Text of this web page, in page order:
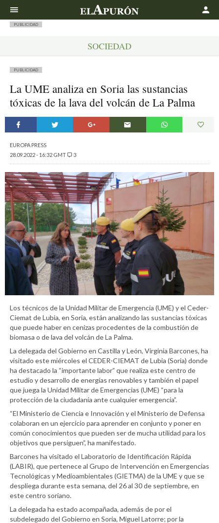
PUBLICIDAD
SOCIEDAD
PUBLICIDAD
La UME analiza en Soria las sustancias
tóxicas de la lava del volcán de La Palma
EUROPA PRESS
28.09.2022 - 16:32 GMT
3
Los técnicos de la Unidad Militar de Emergencia (UME) y el Ceder-
Ciemat de Lubia, en Soria, están analizando las sustancias tóxicas
que puede haber en cenizas procedentes de la combustión de
biomasa o de lava del volcán de La Palma.
La delegada del Gobierno en Castilla y León, Virginia Barcones, ha
visitado este miércoles el CEDER-CIEMAT de Lubia (Soria) donde
ha destacado la “importante labor” que realiza este centro de
estudio y desarrollo de energías renovables y también el papel
que juega la Unidad Militar de Emergencias (UME) “para la
protección de la ciudadanía ante cualquier emergencia”.
“El Ministerio de Ciencia e Innovación y el Ministerio de Defensa
colaboran en un ejercicio para aprender en conjunto y poner en
común conocimientos que pueden ser de mucha utilidad para los
objetivos que persiguen”, ha manifestado.
Barcones ha visitado el Laboratorio de Identificación Rápida
(LABIR), que pertenece al Grupo de Intervención en Emergencias
Tecnológicas y Medioambientales (GIETMA) de la UME y que se
despliega durante esta semana, del 26 al 30 de septiembre, en
este centro soriano.
La delegada ha estado acompañada, además de por el
subdelegado del Gobierno en Soria, Miguel Latorre; por la